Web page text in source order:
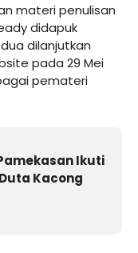
materi penulisan
didapuk
dilanjutkan
pada 29 Mei
pemateri
Ikuti
Kacong